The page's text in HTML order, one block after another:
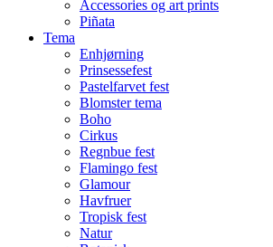
Accessories og art prints
Piñata
Tema
Enhjørning
Prinsessefest
Pastelfarvet fest
Blomster tema
Boho
Cirkus
Regnbue fest
Flamingo fest
Glamour
Havfruer
Tropisk fest
Natur